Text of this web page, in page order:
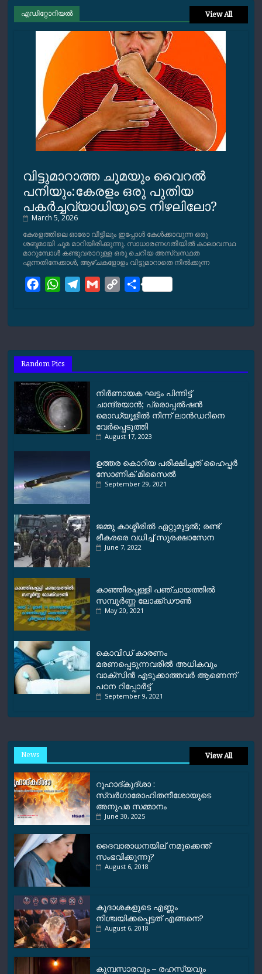
എഡിറ്റോറിയല്‍ View All
വിട്ടുമാറാത്ത ചുമയും വൈറല്‍
പനിയും:കേരളം ഒരു പുതിയ
പകര്‍ച്ചവ്യാധിയുടെ നിഴലിലോ?
March 5, 2026
കേരളത്തിലെ ഓരോ വീട്ടിലും ഇപ്പോള്‍ കേള്‍ക്കാവുന്ന ഒരു
ശബ്ദമായി ചുമ മാറിയിരിക്കുന്നു. സാധാരണഗതിയില്‍ കാലാവസ്ഥ
മാറുമ്പോള്‍ കണ്ടുവരാറുള്ള ഒരു ചെറിയ അസ്വസ്ഥത
എന്നതിനേക്കാള്‍, ആഴ്ചകളോളം വിട്ടുമാറാതെ നില്‍ക്കുന്ന
e
o
o
k
W
t
A
p
p
e
a
m
i
y
n
k
S
r
Random Pics
നിര്‍ണായക ഘട്ടം പിന്നിട്ട്
ചാന്ദ്രയാന്‍; പ്രൊപ്പല്‍ഷന്‍
മൊഡ്യൂളില്‍ നിന്ന് ലാന്‍ഡറിനെ
വേര്‍പ്പെടുത്തി
August 17, 2023
ഉത്തര കൊറിയ പരീക്ഷിച്ചത് ഹൈപ്പർ
സോണിക് മിസൈൽ
September 29, 2021
ജമ്മു കാശ്മീരിൽ ഏറ്റുമുട്ടൽ; രണ്ട്
ഭീകരരെ വധിച്ച് സുരക്ഷാസേന
June 7, 2022
കാഞ്ഞിരപ്പള്ളി പഞ്ചായത്തിൽ
സമ്പൂർണ്ണ ലോക്ക്ഡൗൺ
May 20, 2021
കൊവിഡ് കാരണം
മരണപ്പെടുന്നവരില്‍ അധികവും
വാക്‌സിന്‍ എടുക്കാത്തവർ ആണെന്ന്
പഠന റിപ്പോർട്ട്
September 9, 2021
News View All
റൂഹാദ്‌കുദ്‌ശാ :
സ്വർഗാരോഹിതനീശോയുടെ
അനുപമ സമ്മാനം
June 30, 2025
ദൈവാരാധനയില് നമുക്കെന്ത്
സംഭവിക്കുന്നു?
August 6, 2018
കൂദാശകളുടെ എണ്ണം
നിശ്ചയിക്കപ്പെട്ടത് എങ്ങനെ?
August 6, 2018
കുമ്പസാരവും – രഹസ്യവും